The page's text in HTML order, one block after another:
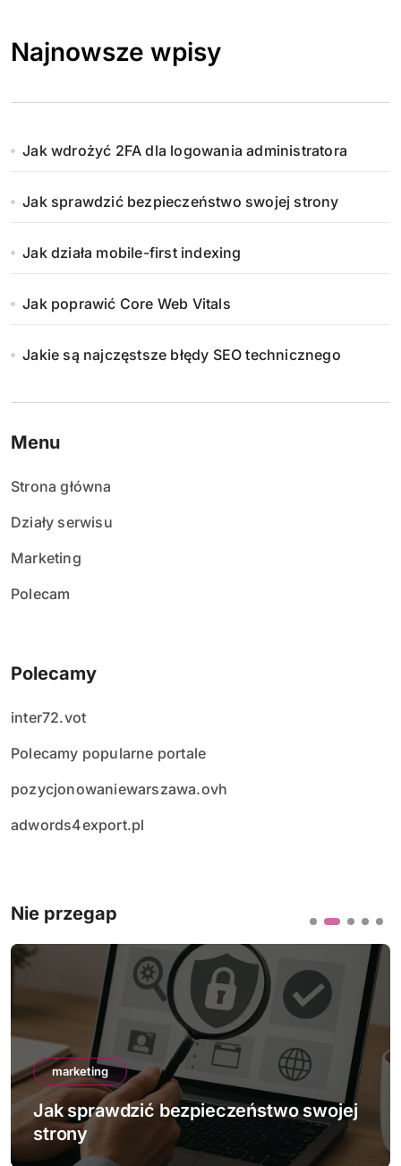
Najnowsze wpisy
Jak wdrożyć 2FA dla logowania administratora
Jak sprawdzić bezpieczeństwo swojej strony
Jak działa mobile-first indexing
Jak poprawić Core Web Vitals
Jakie są najczęstsze błędy SEO technicznego
Menu
Strona główna
Działy serwisu
Marketing
Polecam
Polecamy
inter72.vot
Polecamy popularne portale
pozycjonowaniewarszawa.ovh
adwords4export.pl
Nie przegap
swojej
marketing
Jak działa mobile-first